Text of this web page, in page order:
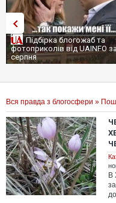
Підбірка блогожаб та
фотоприколів від UAINFO
серпня
Вся правда з блогосфери »
В